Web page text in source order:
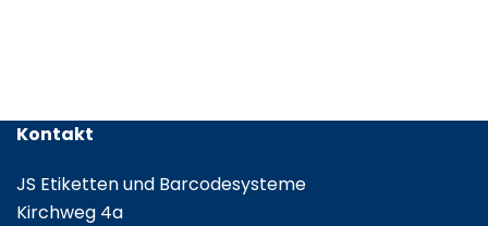
Kontakt
JS Etiketten und Barcodesysteme
Kirchweg 4a